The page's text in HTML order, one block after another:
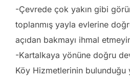
-Çevrede çok yakın gibi
toplanmış yayla evlerine
açıdan bakmayı ihmal
-Kartalkaya yönüne doğru
Köy Hizmetlerinin